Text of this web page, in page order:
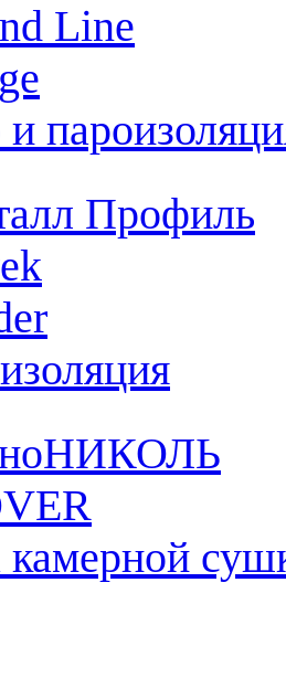
Line
Профиль
камерной